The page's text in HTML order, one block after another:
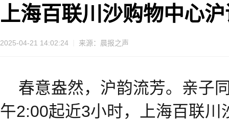
上海百联川沙购物中心
2025-04-21 14:02:24 来源：晨报之声
春意盎然，沪韵流芳。亲子
午2:00起近3小时，上海百联川